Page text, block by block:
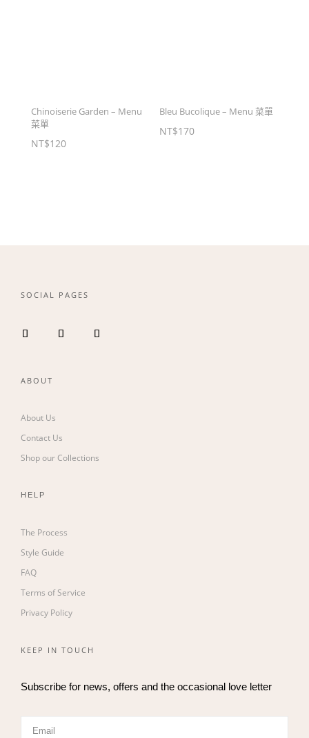
Chinoiserie Garden – Menu
菜單
NT$120
Bleu Bucolique – Menu 菜單
NT$170
SOCIAL PAGES
ABOUT
About Us
Contact Us
Shop our Collections
HELP
The Process
Style Guide
FAQ
Terms of Service
Privacy Policy
KEEP IN TOUCH
Subscribe for news, offers and the occasional love letter